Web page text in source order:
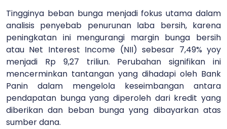
Tingginya beban bunga menjadi fokus utama dalam
analisis penyebab penurunan laba bersih, karena
peningkatan ini mengurangi margin bunga bersih
atau Net Interest Income (NII) sebesar 7,49% yoy
menjadi Rp 9,27 triliun. Perubahan signifikan ini
mencerminkan tantangan yang dihadapi oleh Bank
Panin dalam mengelola keseimbangan antara
pendapatan bunga yang diperoleh dari kredit yang
diberikan dan beban bunga yang dibayarkan atas
sumber dana.